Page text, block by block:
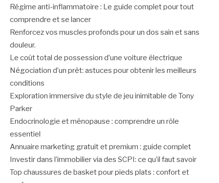
Régime anti-inflammatoire : Le guide complet pour tout
comprendre et se lancer
Renforcez vos muscles profonds pour un dos sain et sans
douleur.
Le coût total de possession d’une voiture électrique
Négociation d’un prêt: astuces pour obtenir les meilleurs
conditions
Exploration immersive du style de jeu inimitable de Tony
Parker
Endocrinologie et ménopause : comprendre un rôle
essentiel
Annuaire marketing gratuit et premium : guide complet
Investir dans l’immobilier via des SCPI: ce qu’il faut savoir
Top chaussures de basket pour pieds plats : confort et